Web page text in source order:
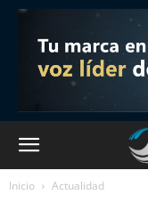
Inicio Actualidad